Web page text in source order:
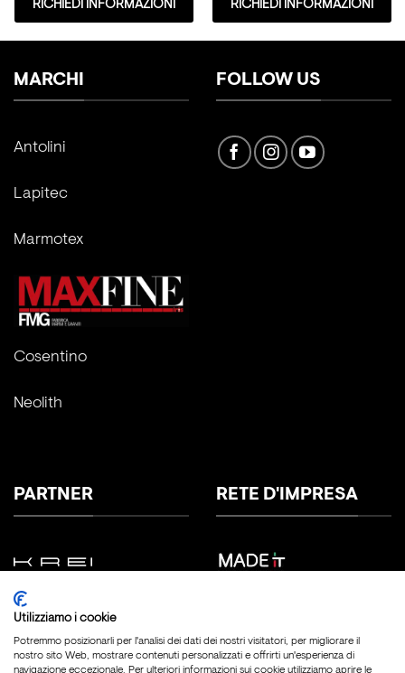
RICHIEDI INFORMAZIONI RICHIEDI INFORMAZIONI
MARCHI
Antolini
Lapitec
Marmotex
Cosentino
Neolith
FOLLOW US
PARTNER RETE D'IMPRESA
Utilizziamo i cookie
Potremmo posizionarli per l'analisi dei dati dei nostri visitatori, per migliorare il
nostro sito Web, mostrare contenuti personalizzati e offrirti un'esperienza di
navigazione eccezionale. Per ulteriori informazioni sui cookie utilizziamo aprire le